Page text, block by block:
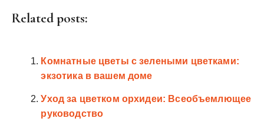
Related posts:
Комнатные цветы с зелеными цветками:
экзотика в вашем доме
Уход за цветком орхидеи: Всеобъемлющее
руководство